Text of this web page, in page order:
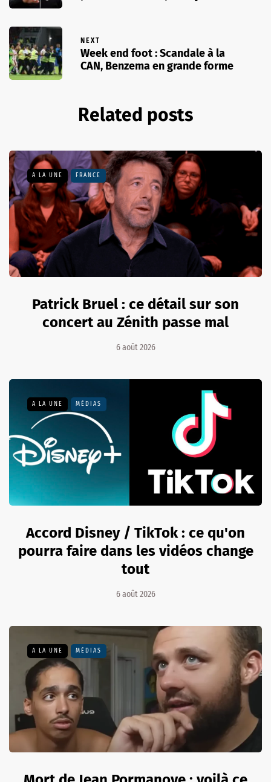
NEXT
Week end foot : Scandale à la
CAN, Benzema en grande forme
Related posts
A LA UNE FRANCE
Patrick Bruel : ce détail sur son
concert au Zénith passe mal
6 août 2026
A LA UNE MÉDIAS
Accord Disney / TikTok : ce qu'on
pourra faire dans les vidéos change
tout
6 août 2026
A LA UNE MÉDIAS